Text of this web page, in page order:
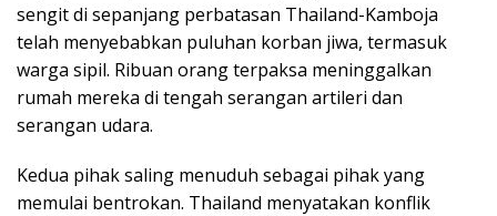
sengit di sepanjang perbatasan Thailand-Kamboja
telah menyebabkan puluhan korban jiwa, termasuk
warga sipil. Ribuan orang terpaksa meninggalkan
rumah mereka di tengah serangan artileri dan
serangan udara.
Kedua pihak saling menuduh sebagai pihak yang
memulai bentrokan. Thailand menyatakan konflik